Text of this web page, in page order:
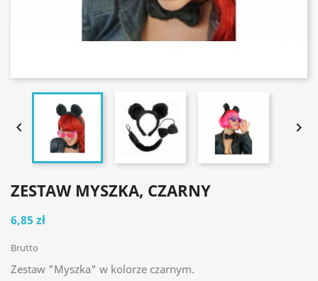
 
ZESTAW MYSZKA, CZARNY
6,85 zł
Brutto
Zestaw "Myszka" w kolorze czarnym.